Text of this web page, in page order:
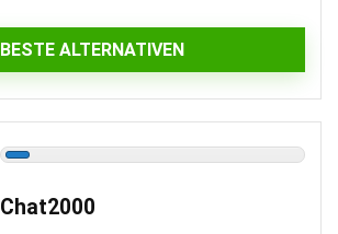
BESTE ALTERNATIVEN
Chat2000